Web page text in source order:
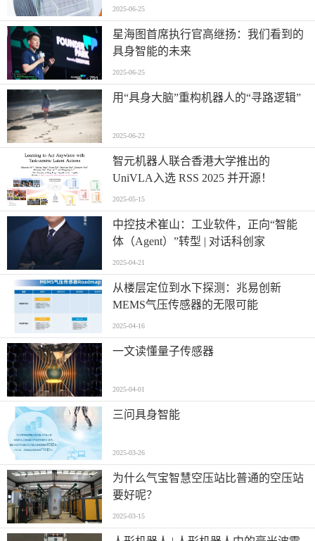
2025-06-25
星海图首席执行官高继扬：我们看到的
具身智能的未来
2025-06-25
用“具身大脑”重构机器人的“寻路逻辑”
2025-06-22
智元机器人联合香港大学推出的
UniVLA入选 RSS 2025 并开源！
2025-05-15
中控技术崔山：工业软件，正向“智能
体（Agent）”转型 | 对话科创家
2025-04-21
从楼层定位到水下探测：兆易创新
MEMS气压传感器的无限可能
2025-04-16
一文读懂量子传感器
2025-04-01
三问具身智能
2025-03-26
为什么气宝智慧空压站比普通的空压站
要好呢？
2025-03-15